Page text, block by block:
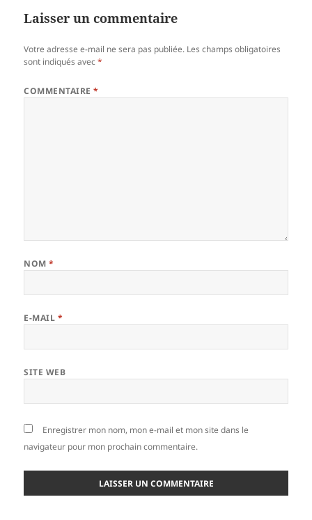
Laisser un commentaire
Votre adresse e-mail ne sera pas publiée. Les champs obligatoires
sont indiqués avec*
COMMENTAIRE*
NOM*
E-MAIL *
SITE WEB
Enregistrer mon nom, mon e-mail et mon site dans le
navigateur pour mon prochain commentaire.